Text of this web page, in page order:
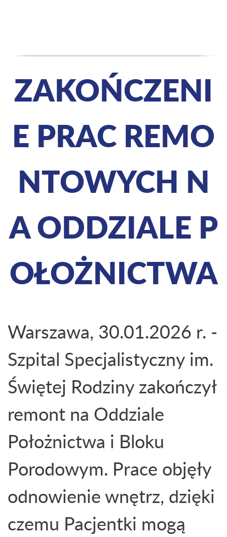
ZAKOŃCZENI
E PRAC REMO
NTOWYCH N
A ODDZIALE P
OŁOŻNICTWA
Warszawa, 30.01.2026 r. -
Szpital Specjalistyczny im.
Świętej Rodziny zakończył
remont na Oddziale
Położnictwa i Bloku
Porodowym. Prace objęły
odnowienie wnętrz, dzięki
czemu Pacjentki mogą